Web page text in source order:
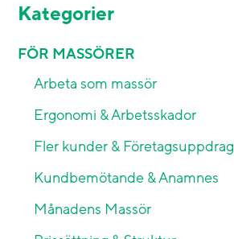
Kategorier
FÖR MASSÖRER
Arbeta som massör
Ergonomi & Arbetsskador
Fler kunder & Företagsuppdrag
Kundbemötande & Anamnes
Månadens Massör